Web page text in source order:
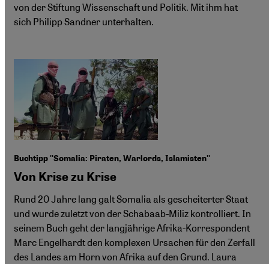
von der Stiftung Wissenschaft und Politik. Mit ihm hat
sich Philipp Sandner unterhalten.
Buchtipp ''Somalia: Piraten, Warlords, Islamisten''
Von Krise zu Krise
Rund 20 Jahre lang galt Somalia als gescheiterter Staat
und wurde zuletzt von der Schabaab-Miliz kontrolliert. In
seinem Buch geht der langjährige Afrika-Korrespondent
Marc Engelhardt den komplexen Ursachen für den Zerfall
des Landes am Horn von Afrika auf den Grund. Laura